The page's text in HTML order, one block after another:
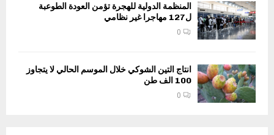
المنظمة الدولية للهجرة تؤمن العودة الطوعبة
ل127 مهاجرا غير نظامي
0
انتاج التين الشوكي خلال الموسم الحالي لا يتجاوز
100 الف طن
0